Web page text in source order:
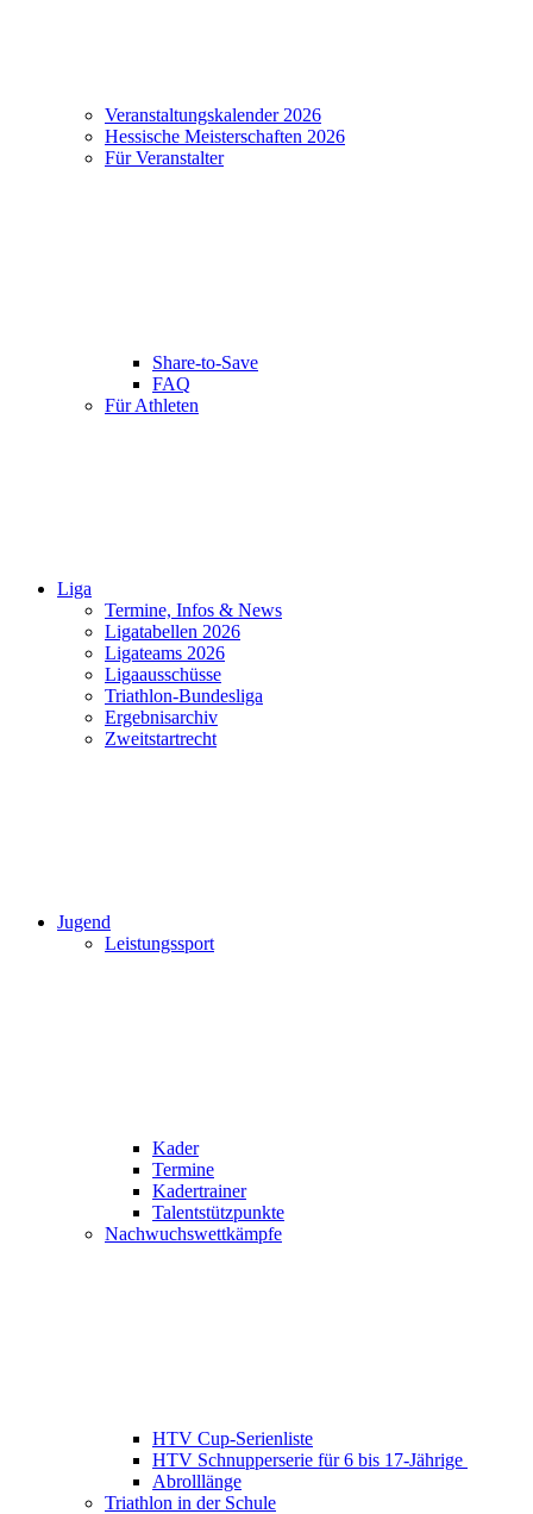
Veranstaltungskalender 2026
Hessische Meisterschaften 2026
Für Veranstalter
Share-to-Save
FAQ
Für Athleten
Liga
Termine, Infos & News
Ligatabellen 2026
Ligateams 2026
Ligaausschüsse
Triathlon-Bundesliga
Ergebnisarchiv
Zweitstartrecht
Jugend
Leistungssport
Kader
Termine
Kadertrainer
Talentstützpunkte
Nachwuchswettkämpfe
HTV Cup-Serienliste
HTV Schnupperserie für 6 bis 17-Jährige
Abrolllänge
Triathlon in der Schule